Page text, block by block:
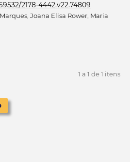
2178-4442.v22.74809
Joana Elisa Rower, Maria
1 a 1 de 1 itens